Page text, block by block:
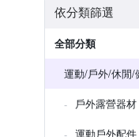
依分類篩選
全部分類
運動/戶外/休閒/
戶外露營器材
運動戶外配件